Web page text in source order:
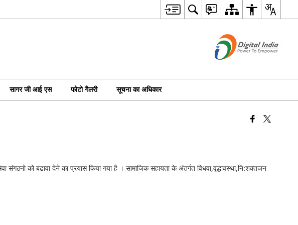
सागर जी आई एस फोटो गैलरी सूचना का अधिकार
को बढावा देने का प्रयास किया गया है । सामाजिक सहायता के अंतर्गत विधवा,वृद्धावस्था,नि:शक्तजन